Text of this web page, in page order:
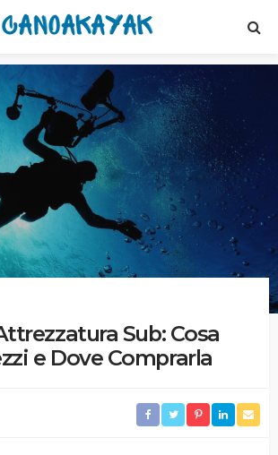
Sub: Cosa
e Dove Comprarla